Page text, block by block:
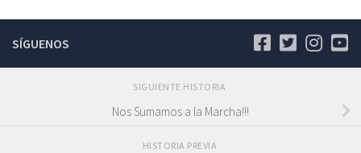
SÍGUENOS
SIGUIENTE HISTORIA
Nos Sumamos a la Marcha!!!
HISTORIA PREVIA